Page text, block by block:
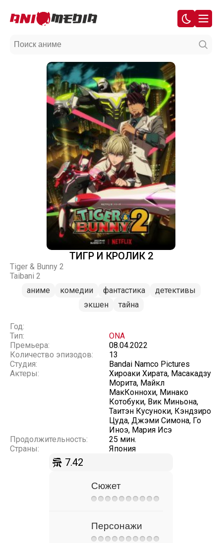
ТИГР И КРОЛИК 2
Tiger & Bunny 2
Taibani 2
аниме
комедии фантастика
детективы
экшен
тайна
Год:
Тип:
ONA
Премьера:
08.04.2022
Количество эпизодов:
13
Студия:
Bandai Namco Pictures
Актеры:
Хироаки Хирата, Масакадзу
Морита, Майкл
МакКоннохи, Минако
Котобуки, Вик Миньона,
Таитэн Кусуноки, Кэндзиро
Цуда, Джэми Симона, Го
Иноэ, Мария Исэ
Продолжительность:
25 мин.
Страны:
Япония
7.42
Сюжет
Персонажи